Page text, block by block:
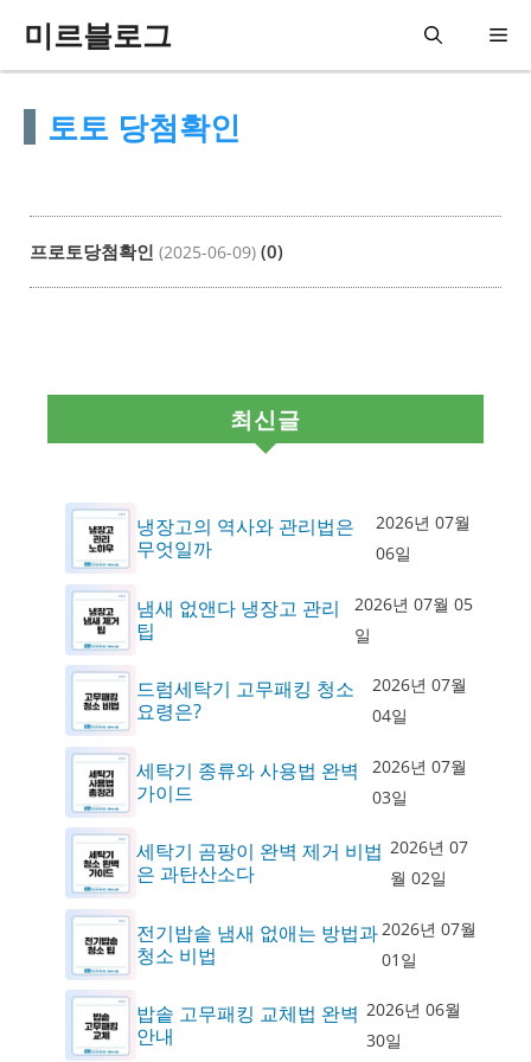
미르블로그 메
토토 당첨확인
프로토당첨확인 (2025-06-09) (0)
최신글
냉장고의 역사와 관리법은
무엇일까
2026년 07월
06일
냄새 없앤다 냉장고 관리
팁
2026년 07월 05
일
드럼세탁기 고무패킹 청소
요령은?
2026년 07월
04일
세탁기 종류와 사용법 완벽
가이드
2026년 07월
03일
세탁기 곰팡이 완벽 제거 비법
은 과탄산소다
2026년 07
월 02일
전기밥솥 냄새 없애는 방법과
청소 비법
2026년 07월
01일
밥솥 고무패킹 교체법 완벽
안내
2026년 06월
30일